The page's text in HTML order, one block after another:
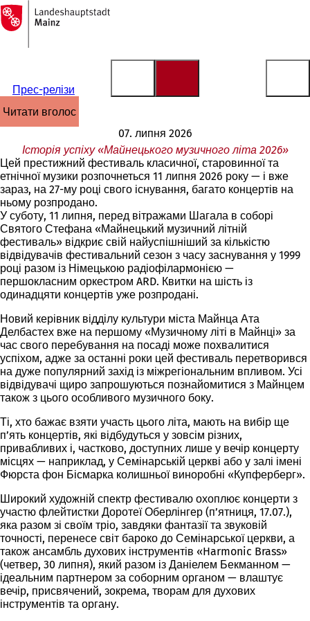
Перейти до змісту
На
головну
сторінку
Прес-релізи
читати вголос
07. липня 2026
Історія успіху «Майнецького музичного літа 2026»
Цей престижний фестиваль класичної, старовинної та
етнічної музики розпочнеться 11 липня 2026 року — і вже
зараз, на 27-му році свого існування, багато концертів на
ньому розпродано.
У суботу, 11 липня, перед вітражами Шагала в соборі
Святого Стефана «Майнецький музичний літній
фестиваль» відкриє свій найуспішніший за кількістю
відвідувачів фестивальний сезон з часу заснування у 1999
році разом із Німецькою радіофілармонією —
першокласним оркестром ARD. Квитки на шість із
одинадцяти концертів уже розпродані.
Новий керівник відділу культури міста Майнца Ата
Делбастех вже на першому «Музичному літі в Майнці» за
час свого перебування на посаді може похвалитися
успіхом, адже за останні роки цей фестиваль перетворився
на дуже популярний захід із міжрегіональним впливом. Усі
відвідувачі щиро запрошуються познайомитися з Майнцем
також з цього особливого музичного боку.
Ті, хто бажає взяти участь цього літа, мають на вибір ще
п’ять концертів, які відбудуться у зовсім різних,
привабливих і, частково, доступних лише у вечір концерту
місцях — наприклад, у Семінарській церкві або у залі імені
Фюрста фон Бісмарка колишньої виноробні «Купферберг».
Широкий художній спектр фестивалю охоплює концерти з
участю флейтистки Доротеї Оберлінгер (п’ятниця, 17.07.),
яка разом зі своїм тріо, завдяки фантазії та звуковій
точності, перенесе світ бароко до Семінарської церкви, а
також ансамбль духових інструментів «Harmonic Brass»
(четвер, 30 липня), який разом із Даніелем Бекманном —
ідеальним партнером за соборним органом — влаштує
вечір, присвячений, зокрема, творам для духових
інструментів та органу.